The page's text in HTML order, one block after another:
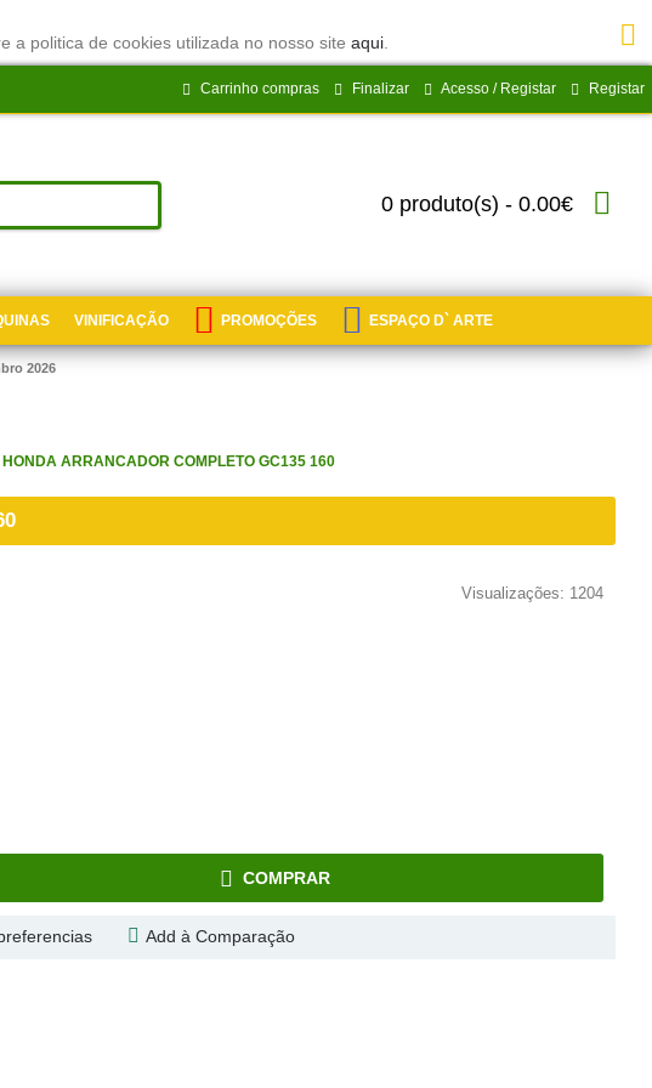
a politica de cookies utilizada no nosso site aqui.
Carrinho compras Finalizar Acesso / Registar Registar
0 produto(s) - 0.00€
VINIFICAÇÃO PROMOÇÕES ESPAÇO D` ARTE
2026
HONDA ARRANCADOR COMPLETO GC135 160
Visualizações: 1204
COMPRAR
Add à Comparação